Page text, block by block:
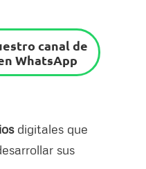
canal de
WhatsApp
digitales que
sus